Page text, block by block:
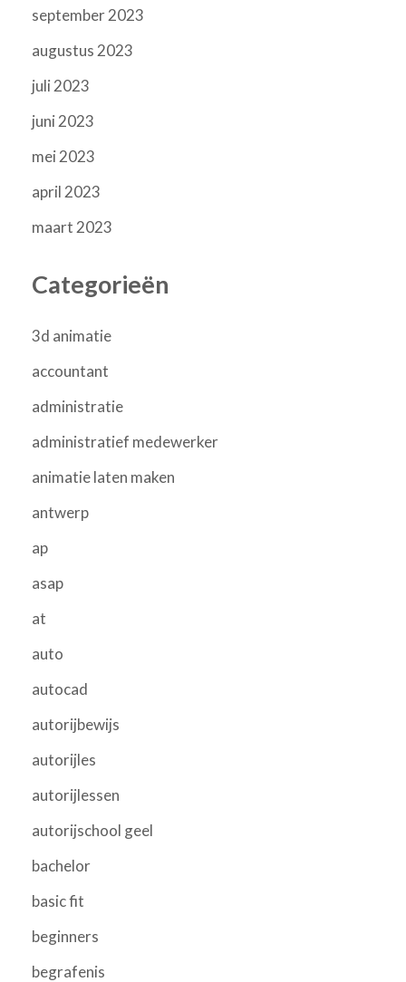
september 2023
augustus 2023
juli 2023
juni 2023
mei 2023
april 2023
maart 2023
Categorieën
3d animatie
accountant
administratie
administratief medewerker
animatie laten maken
antwerp
ap
asap
at
auto
autocad
autorijbewijs
autorijles
autorijlessen
autorijschool geel
bachelor
basic fit
beginners
begrafenis